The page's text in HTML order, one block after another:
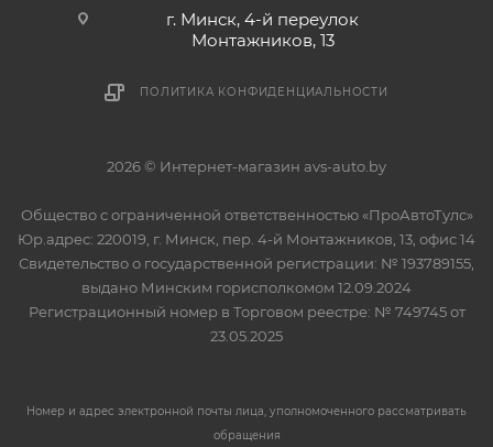
г. Минск, 4-й переулок
Монтажников, 13
ПОЛИТИКА КОНФИДЕНЦИАЛЬНОСТИ
2026 © Интернет-магазин avs-auto.by
Общество с ограниченной ответственностью «ПроАвтоТулс»
Юр.адрес: 220019, г. Минск, пер. 4-й Монтажников, 13, офис 14
Свидетельство о государственной регистрации: № 193789155,
выдано Минским горисполкомом 12.09.2024
Регистрационный номер в Торговом реестре: № 749745 от
23.05.2025
Номер и адрес электронной почты лица, уполномоченного рассматривать
обращения